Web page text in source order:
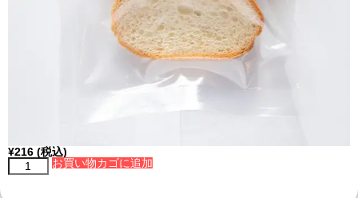
¥216 (税込)
お買い物カゴに追加